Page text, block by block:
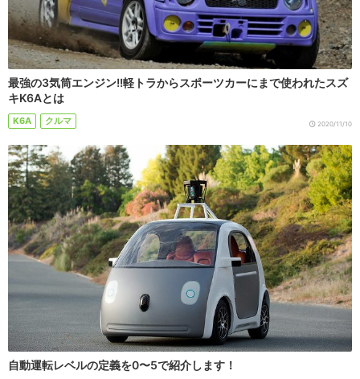
最強の3気筒エンジン!!軽トラからスポーツカーにまで使われたスズ
キK6Aとは
K6A クルマ 2020/11/10
自動運転レベルの定義を0〜5で紹介します！